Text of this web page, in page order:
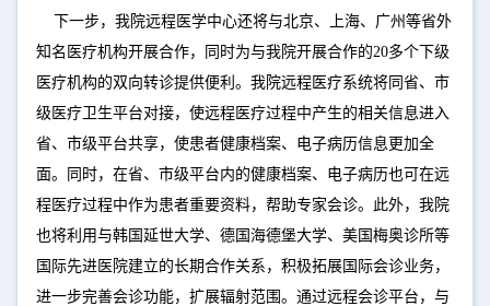
下一步，我院远程医学中心还将与北京、上海、广州等省外
知名医疗机构开展合作，同时为与我院开展合作的20多个下级
医疗机构的双向转诊提供便利。我院远程医疗系统将同省、市
级医疗卫生平台对接，使远程医疗过程中产生的相关信息进入
省、市级平台共享，使患者健康档案、电子病历信息更加全
面。同时，在省、市级平台内的健康档案、电子病历也可在远
程医疗过程中作为患者重要资料，帮助专家会诊。此外，我院
也将利用与韩国延世大学、德国海德堡大学、美国梅奥诊所等
国际先进医院建立的长期合作关系，积极拓展国际会诊业务，
进一步完善会诊功能，扩展辐射范围。通过远程会诊平台，与